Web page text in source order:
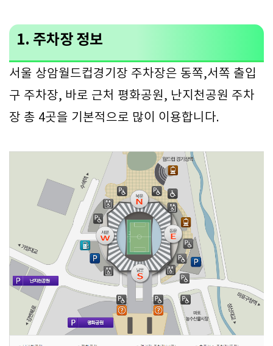
1. 주차장 정보
서울 상암월드컵경기장 주차장은 동쪽,서쪽 출입
구 주차장, 바로 근처 평화공원, 난지천공원 주차
장 총 4곳을 기본적으로 많이 이용합니다.